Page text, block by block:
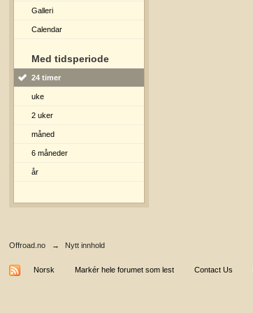
Galleri
Calendar
Med tidsperiode
24 timer
uke
2 uker
måned
6 måneder
år
Offroad.no → Nytt innhold
Norsk Markér hele forumet som lest Contact Us